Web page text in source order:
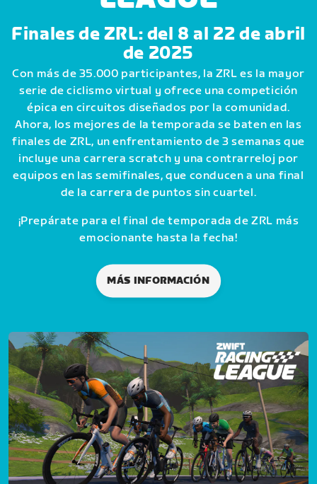
Finales de ZRL: del 8 al 22 de abril
de 2025
Con más de 35.000 participantes, la ZRL es la mayor
serie de ciclismo virtual y ofrece una competición
épica en circuitos diseñados por la comunidad.
Ahora, los mejores de la temporada se baten en las
finales de ZRL, un enfrentamiento de 3 semanas que
incluye una carrera scratch y una contrarreloj por
equipos en las semifinales, que conducen a una final
de la carrera de puntos sin cuartel.
¡Prepárate para el final de temporada de ZRL más
emocionante hasta la fecha!
MÁS INFORMACIÓN